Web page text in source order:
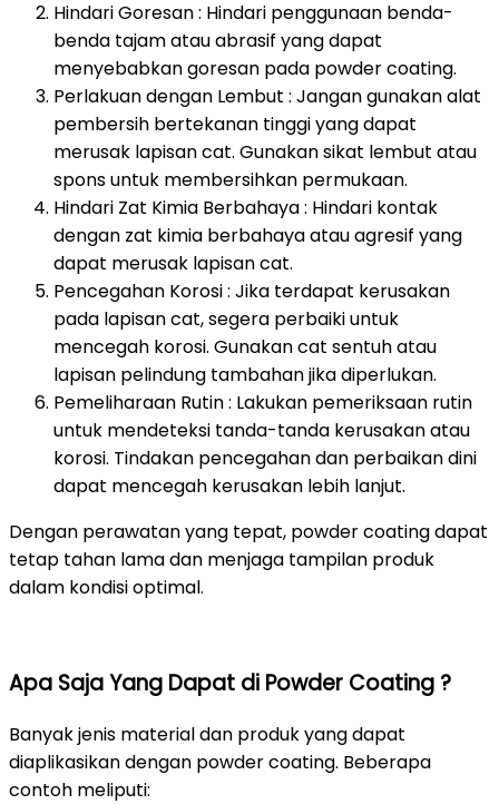
Hindari Goresan : Hindari penggunaan benda-
benda tajam atau abrasif yang dapat
menyebabkan goresan pada powder coating.
Perlakuan dengan Lembut : Jangan gunakan alat
pembersih bertekanan tinggi yang dapat
merusak lapisan cat. Gunakan sikat lembut atau
spons untuk membersihkan permukaan.
Hindari Zat Kimia Berbahaya : Hindari kontak
dengan zat kimia berbahaya atau agresif yang
dapat merusak lapisan cat.
Pencegahan Korosi : Jika terdapat kerusakan
pada lapisan cat, segera perbaiki untuk
mencegah korosi. Gunakan cat sentuh atau
lapisan pelindung tambahan jika diperlukan.
Pemeliharaan Rutin : Lakukan pemeriksaan rutin
untuk mendeteksi tanda-tanda kerusakan atau
korosi. Tindakan pencegahan dan perbaikan dini
dapat mencegah kerusakan lebih lanjut.
Dengan perawatan yang tepat, powder coating dapat
tetap tahan lama dan menjaga tampilan produk
dalam kondisi optimal.
Apa Saja Yang Dapat di Powder Coating ?
Banyak jenis material dan produk yang dapat
diaplikasikan dengan powder coating. Beberapa
contoh meliputi: